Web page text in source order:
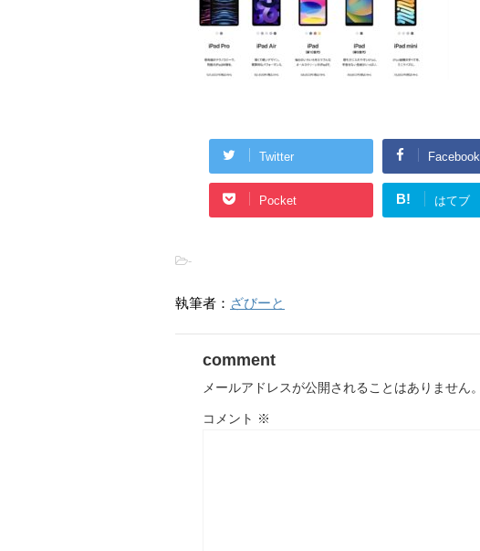
Twitter Facebook
Pocket B! はてブ
-
執筆者： ざびーと
comment
メールアドレスが公開されることはありません。
コメント ※